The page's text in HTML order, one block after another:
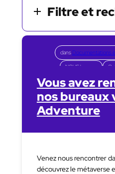
Filtre et
dans Documentations
NOUS bureaux
Vous avez
nos bureaux
Adventure
Venez nous rencontrer
découvrez le métaverse